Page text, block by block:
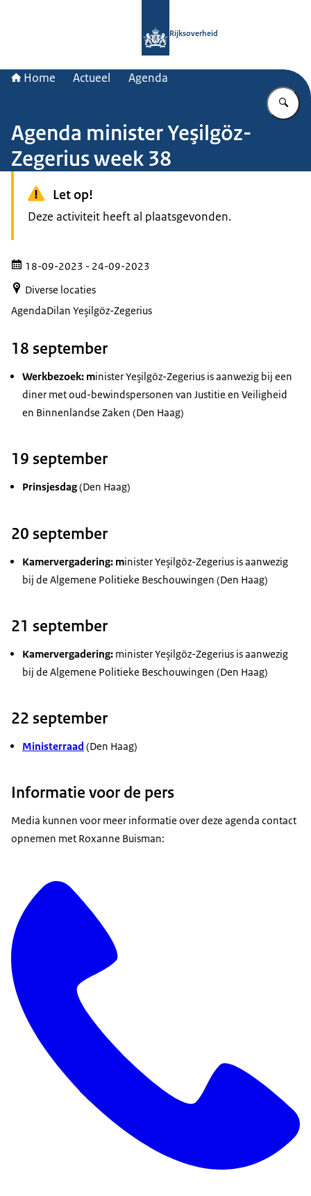
Rijksoverheid
Home Actueel Agenda
Agenda minister Yeşilgöz-
Zegerius week 38
Let op!
Deze activiteit heeft al plaatsgevonden.
18-09-2023 - 24-09-2023
Diverse locaties
AgendaDilan Yeşilgöz-Zegerius
18 september
Werkbezoek: minister Yeşilgöz-Zegerius is aanwezig bij een
diner met oud-bewindspersonen van Justitie en Veiligheid
en Binnenlandse Zaken (Den Haag)
19 september
Prinsjesdag(Den Haag)
20 september
Kamervergadering: minister Yeşilgöz-Zegerius is aanwezig
bij de Algemene Politieke Beschouwingen (Den Haag)
21 september
Kamervergadering: minister Yeşilgöz-Zegerius is aanwezig
bij de Algemene Politieke Beschouwingen (Den Haag)
22 september
Ministerraad (Den Haag)
Informatie voor de pers
Media kunnen voor meer informatie over deze agenda contact
opnemen met Roxanne Buisman: